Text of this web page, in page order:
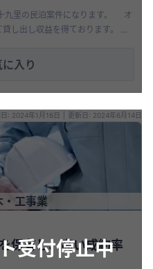
出し収益を得ております。 オ
入り
受付停止中
: 2024年1月16日 更新日: 2024年6月14日
工事業
保有し、高い成約率